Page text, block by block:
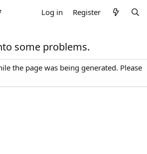
Log in Register
some problems.
the page was being generated. Please